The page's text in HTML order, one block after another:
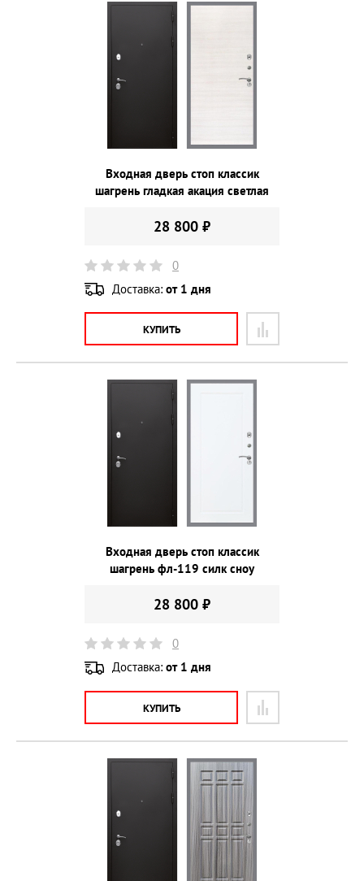
Входная дверь стоп классик
шагрень гладкая акация светлая
28 800 ₽
0
Доставка: от 1 дня
КУПИТЬ
Входная дверь стоп классик
шагрень фл-119 силк сноу
28 800 ₽
0
Доставка: от 1 дня
КУПИТЬ